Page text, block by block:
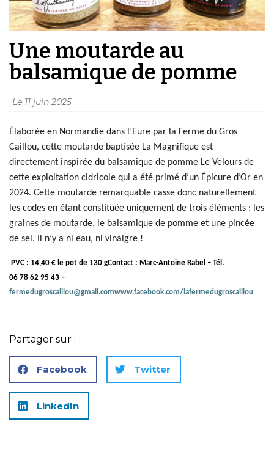
Une moutarde au
balsamique de pomme
Le 11 juin 2025
Élaborée en Normandie dans l’Eure par la Ferme du Gros
Caillou, cette moutarde baptisée La Magnifique est
directement inspirée du balsamique de pomme Le Velours de
cette exploitation cidricole qui a été primé d’un Épicure d’Or en
2024. Cette moutarde remarquable casse donc naturellement
les codes en étant constituée uniquement de trois éléments : les
graines de moutarde, le balsamique de pomme et une pincée
de sel. Il n’y a ni eau, ni vinaigre !
PVC : 14,40 € le pot de 130 gContact : Marc-Antoine Rabel – Tél.
06 78 62 95 43 –
fermedugroscaillou@gmail.comwww.facebook.com/lafermedugroscaillou
Partager sur :
Facebook Twitter
LinkedIn